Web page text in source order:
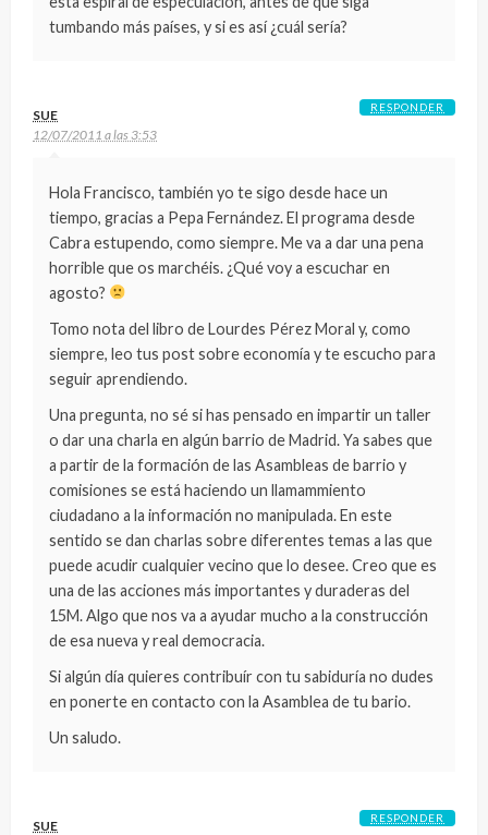
tumbando más países, y si es así ¿cuál sería?
SUE
12/07/2011 a las 3:53
Hola Francisco, también yo te sigo desde hace un
tiempo, gracias a Pepa Fernández. El programa desde
Cabra estupendo, como siempre. Me va a dar una pena
horrible que os marchéis. ¿Qué voy a escuchar en
agosto?
Tomo nota del libro de Lourdes Pérez Moral y, como
siempre, leo tus post sobre economía y te escucho para
seguir aprendiendo.
Una pregunta, no sé si has pensado en impartir un taller
o dar una charla en algún barrio de Madrid. Ya sabes que
a partir de la formación de las Asambleas de barrio y
comisiones se está haciendo un llamammiento
ciudadano a la información no manipulada. En este
sentido se dan charlas sobre diferentes temas a las que
puede acudir cualquier vecino que lo desee. Creo que es
una de las acciones más importantes y duraderas del
15M. Algo que nos va a ayudar mucho a la construcción
de esa nueva y real democracia.
Si algún día quieres contribuír con tu sabiduría no dudes
en ponerte en contacto con la Asamblea de tu bario.
Un saludo.
RESPONDER
SUE
RESPONDER